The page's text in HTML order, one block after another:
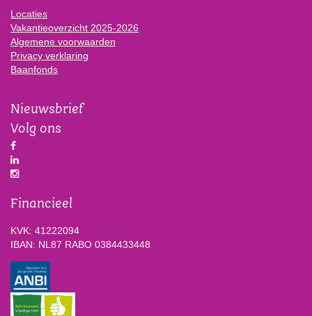
Locaties
Vakantieoverzicht 2025-2026
Algemene voorwaarden
Privacy verklaring
Baanfonds
Nieuwsbrief
Volg ons
Financieel
KVK: 41222094
IBAN: NL87 RABO 0384433448